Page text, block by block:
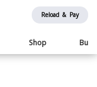
Reload & Pay
Shop